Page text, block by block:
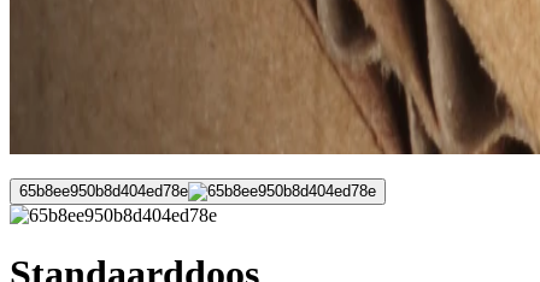
65b8ee950b8d404ed78e